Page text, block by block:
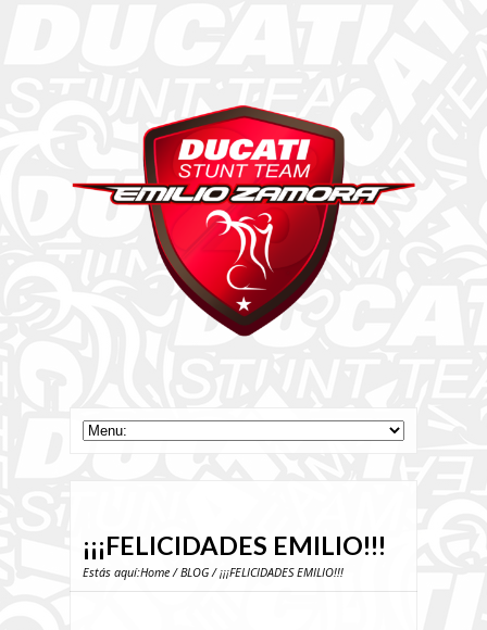
¡¡¡FELICIDADES EMILIO!!!
Estás aquí:Home/BLOG/ ¡¡¡FELICIDADES EMILIO!!!